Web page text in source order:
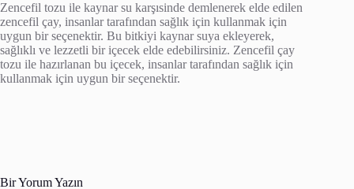
Zencefil tozu ile kaynar su karşısinde demlenerek elde edilen
zencefil çay, insanlar tarafından sağlık için kullanmak için
uygun bir seçenektir. Bu bitkiyi kaynar suya ekleyerek,
sağlıklı ve lezzetli bir içecek elde edebilirsiniz. Zencefil çay
tozu ile hazırlanan bu içecek, insanlar tarafından sağlık için
kullanmak için uygun bir seçenektir.
Bir Yorum Yazın